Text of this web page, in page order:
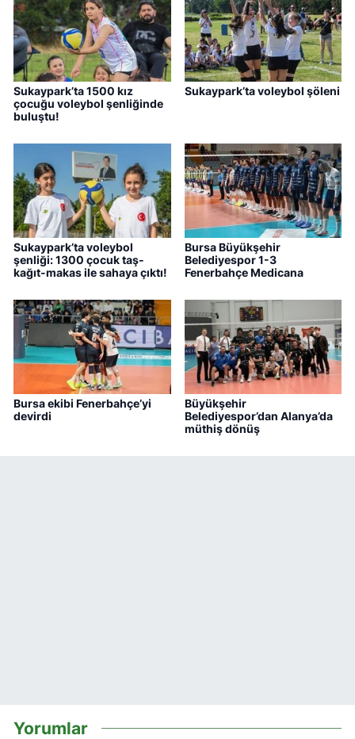
Sukaypark’ta 1500 kız
çocuğu voleybol şenliğinde
buluştu!
Sukaypark’ta voleybol şöleni
Sukaypark’ta voleybol
şenliği: 1300 çocuk taş-
kağıt-makas ile sahaya çıktı!
Bursa Büyükşehir
Belediyespor 1-3
Fenerbahçe Medicana
Bursa ekibi Fenerbahçe’yi
devirdi
Büyükşehir
Belediyespor’dan Alanya’da
müthiş dönüş
Yorumlar